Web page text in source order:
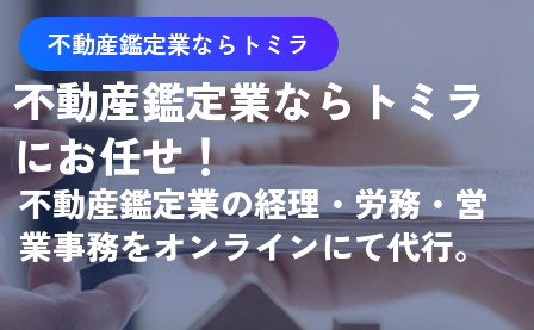
不動産鑑定業ならトミラ
不動産鑑定業ならトミラ
にお任せ！
不動産鑑定業の経理・労務・営
業事務をオンラインにて代行。